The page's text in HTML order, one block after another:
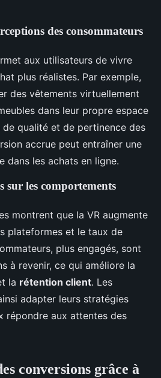
des consommateurs
aux utilisateurs de vivre
plus réalistes. Par exemple,
des vêtements virtuellement
dans leur propre espace
qualité et de pertinence des
accrue peut entraîner une
dans les achats en ligne.
sur les comportements
montrent que la VR augmente
plateformes et le taux de
plus engagés, sont
à revenir, ce qui améliore la
la rétention client. Les
adapter leurs stratégies
répondre aux attentes des
conversions grâce à